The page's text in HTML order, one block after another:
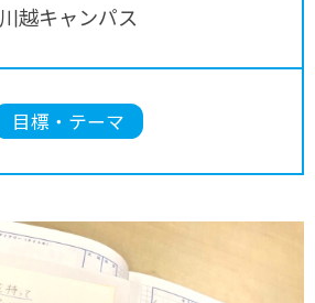
川越キャンパス
目標・テーマ